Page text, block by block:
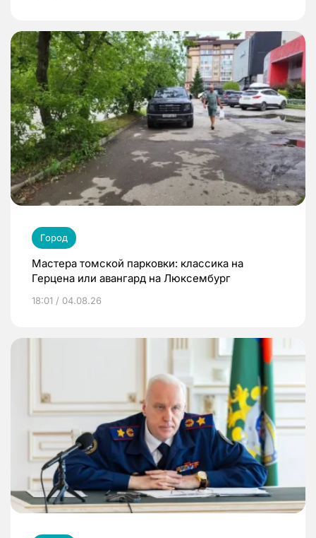
Город
Мастера томской парковки: классика на
Герцена или авангард на Люксембург
18:01 / 04.08.26